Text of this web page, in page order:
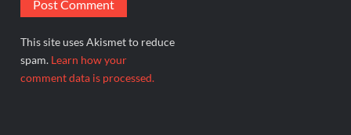
This site uses Akismet to reduce
spam. Learn how your
comment data is processed.